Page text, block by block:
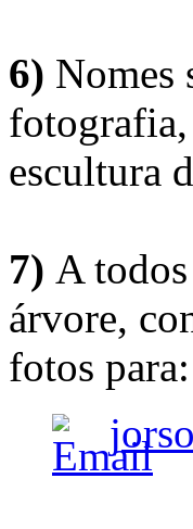
6) Nomes
fotografia,
escultura
7) A
árvore,
fotos para: